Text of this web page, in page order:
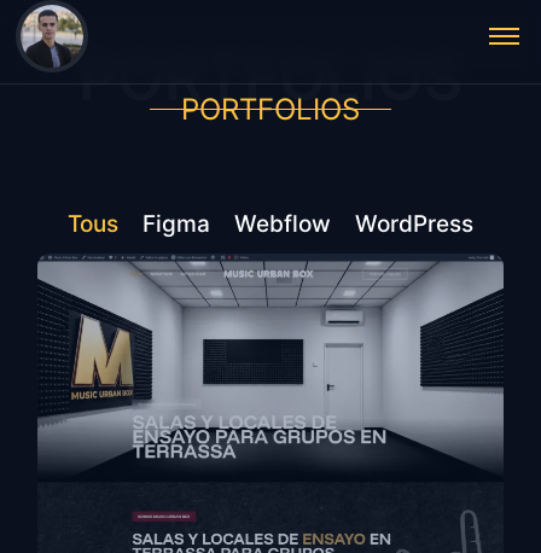
PORTFOLIOS
PORTFOLIOS
Tous Figma Webflow WordPress